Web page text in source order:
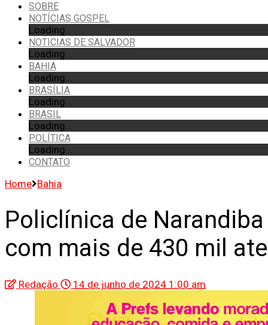
SOBRE
NOTÍCIAS GOSPEL
Loading...
NOTICIAS DE SALVADOR
Loading...
BAHIA
Loading...
BRASÍLIA
Loading...
BRASIL
Loading...
POLÍTICA
Loading...
CONTATO
Home Bahia
Policlínica de
com mais de 430 mil
Redação 14 de junho de 2024 1:00 am